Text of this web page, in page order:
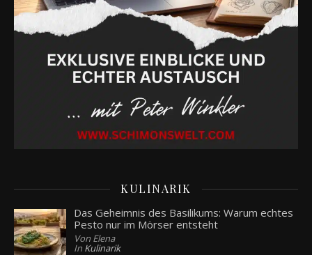
KULINARIK
Das Geheimnis des Basilikums: Warum echtes
Pesto nur im Mörser entsteht
Von Elena
In Kulinarik